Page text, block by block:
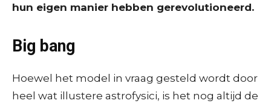
hun eigen manier hebben gerevolutioneerd.
Big bang
Hoewel het model in vraag gesteld wordt door
heel wat illustere astrofysici, is het nog altijd de